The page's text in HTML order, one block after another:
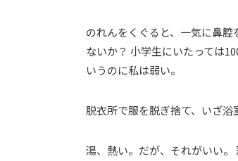
のれんをくぐると、一気に鼻
ないか？ 小学生にいたっては
いうのに私は弱い。
脱衣所で服を脱ぎ捨て、いざ浴
湯、熱い。だが、それがいい